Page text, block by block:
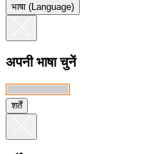
भाषा (Language)
अपनी भाषा चुनें
शर्तें